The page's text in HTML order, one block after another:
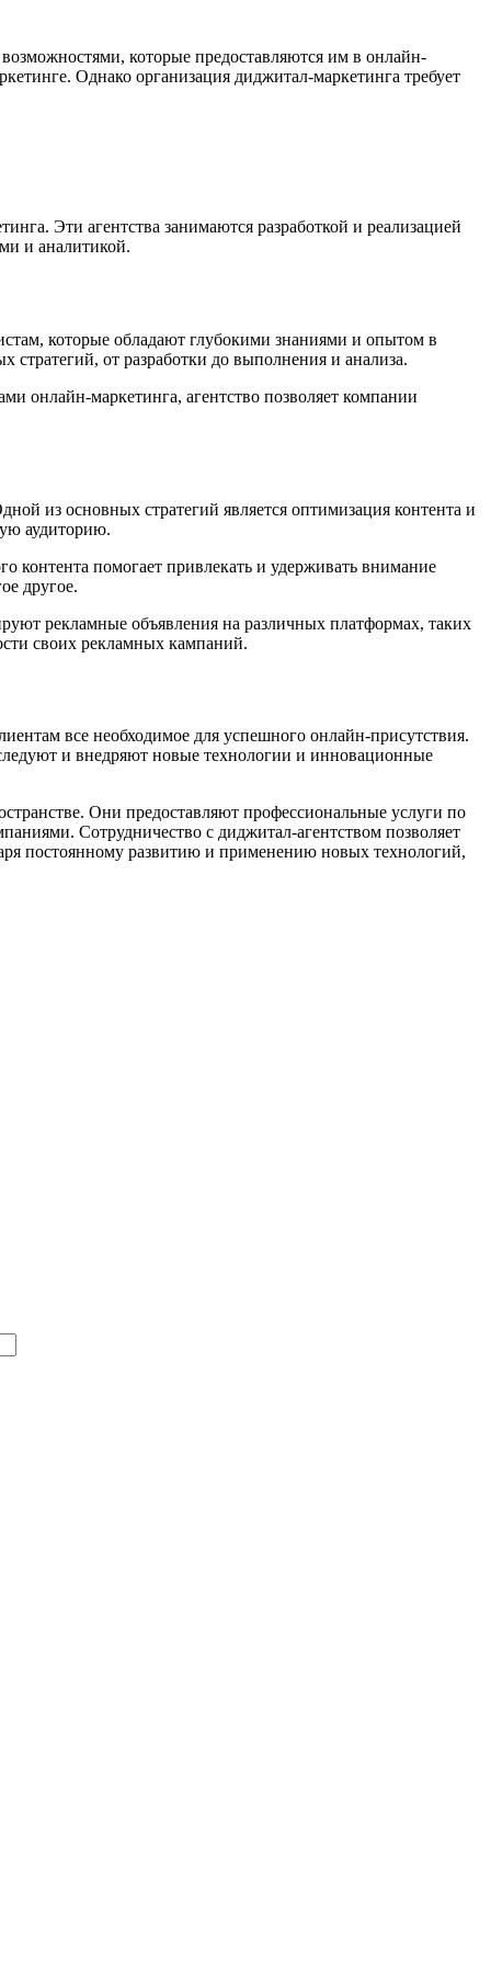
которые предоставляются им в онлайн-
Однако организация диджитал-маркетинга требует
Эти агентства занимаются разработкой и реализацией
и аналитикой.
которые обладают глубокими знаниями и опытом в
от разработки до выполнения и анализа.
онлайн-маркетинга, агентство позволяет компании
из основных стратегий является оптимизация контента и
аудиторию.
контента помогает привлекать и удерживать внимание
другое.
рекламные объявления на различных платформах, таких
своих рекламных кампаний.
все необходимое для успешного онлайн-присутствия.
и внедряют новые технологии и инновационные
Они предоставляют профессиональные услуги по
Сотрудничество с диджитал-агентством позволяет
постоянному развитию и применению новых технологий,